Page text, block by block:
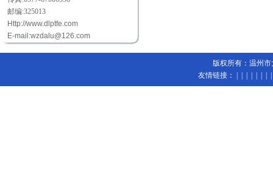
邮编:325013
Http://www.dlptfe.com
E-mail:wzdalu@126.com
版权所有：温州市
友情链接：